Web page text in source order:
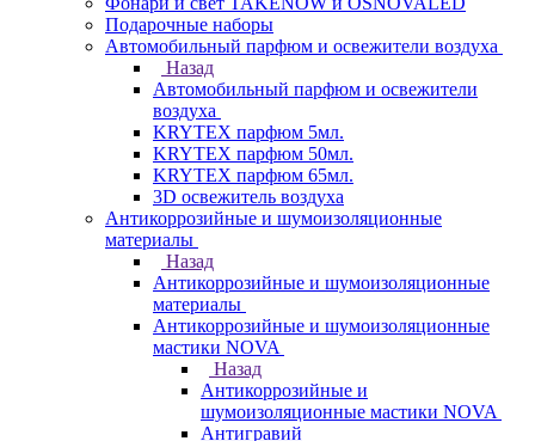
Подарочные наборы
Автомобильный парфюм и освежители воздуха
Назад
Автомобильный парфюм и освежители
воздуха
KRYTEX парфюм 5мл.
KRYTEX парфюм 50мл.
KRYTEX парфюм 65мл.
3D освежитель воздуха
Антикоррозийные и шумоизоляционные
материалы
Назад
Антикоррозийные и шумоизоляционные
материалы
Антикоррозийные и шумоизоляционные
мастики NOVA
Назад
Антикоррозийные и
шумоизоляционные мастики NOVA
Антигравий